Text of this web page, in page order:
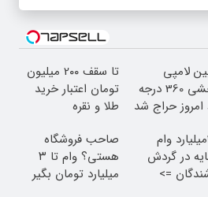
لامپی
چرخشی 360 درجه
حراج شد
تا سقف 2۰۰ میلیون
تومان اعتبار خرید
طلا و نقره
تا 3میلیارد وام
در گردش
=>
صاحب فروشگاه
هستی؟ وام تا ۳
میلیارد تومان بگیر